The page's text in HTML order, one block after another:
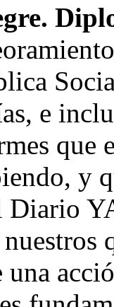
e
que
y
Diario
una